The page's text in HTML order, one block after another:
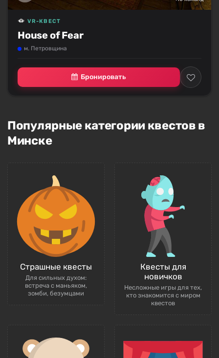
House of Fear
VR-КВЕСТ
м. Петровщина
Бронировать
Популярные категории квестов в
Минске
Страшные квесты
Для сильных духом:
встреча с маньяком,
зомби, безумцами
Квесты для
новичков
Несложные игры для тех,
кто знакомится с миром
квестов